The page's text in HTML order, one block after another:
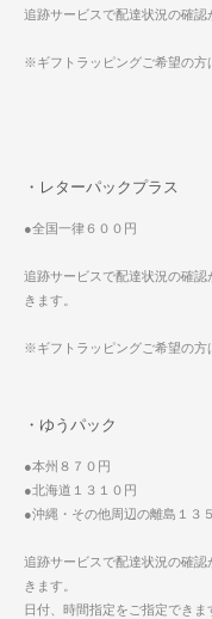
追跡サービスで配達状況の確認
※ギフトラッピングご希望の方
・レターパックプラス
●全国一律６００円
追跡サービスで配達状況の確
きます。
※ギフトラッピングご希望の方
・ゆうパック
●本州８７０円
●北海道１３１０円
●沖縄・その他周辺の離島１３
追跡サービスで配達状況の確
きます。
日付、時間指定をご指定できま